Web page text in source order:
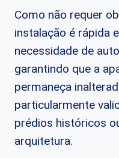
Como não requer
instalação é rápida
necessidade de
garantindo que a
permaneça
particularmente
prédios históricos
arquitetura.